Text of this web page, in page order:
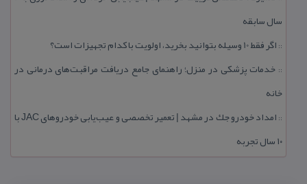
سال سابقه
:: اگر فقط 10 وسیله بتوانید بخرید، اولویت با كدام تجهیزات است؟
:: خدمات پزشكی در منزل؛ راهنمای جامع دریافت مراقبت‌های درمانی در
خانه
::
امداد خودرو جك در مشهد | تعمیر تخصصی و عیب‌یابی خودروهای JAC با
۱۰ سال تجربه